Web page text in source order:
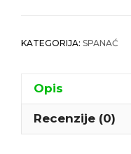
KATEGORIJA: SPANAĆ
Opis
Recenzije (0)